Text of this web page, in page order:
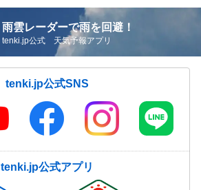
雨雲レーダーで雨を回避！
tenki.jp公式 天気予報アプリ
tenki.jp公式SNS
tenki.jp公式アプリ